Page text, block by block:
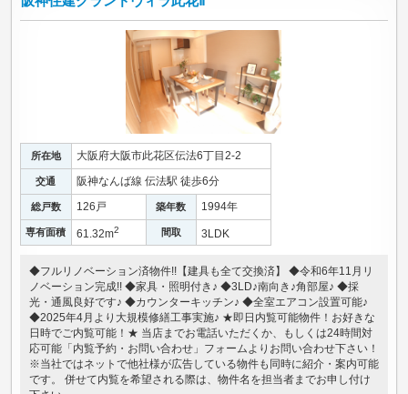
所在地 大阪府大阪市此花区伝法6丁目2-2
交通 阪神なんば線 伝法駅 徒歩6分
総戸数 126戸 築年数 1994年
専有面積 61.32m2 間取 3LDK
◆フルリノベーション済物件!!【建具も全て交換済】 ◆令和6年11月リ
ノベーション完成!! ◆家具・照明付き♪ ◆3LD♪南向き♪角部屋♪ ◆採
光・通風良好です♪ ◆カウンターキッチン♪ ◆全室エアコン設置可能♪
◆2025年4月より大規模修繕工事実施♪ ★即日内覧可能物件！お好きな
日時でご内覧可能！★ 当店までお電話いただくか、もしくは24時間対
応可能「内覧予約・お問い合わせ」フォームよりお問い合わせ下さい！
※当社ではネットで他社様が広告している物件も同時に紹介・案内可能
です。 併せて内覧を希望される際は、物件名を担当者までお申し付け